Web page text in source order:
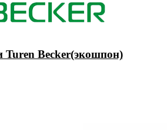
Turen Becker(экошпон)